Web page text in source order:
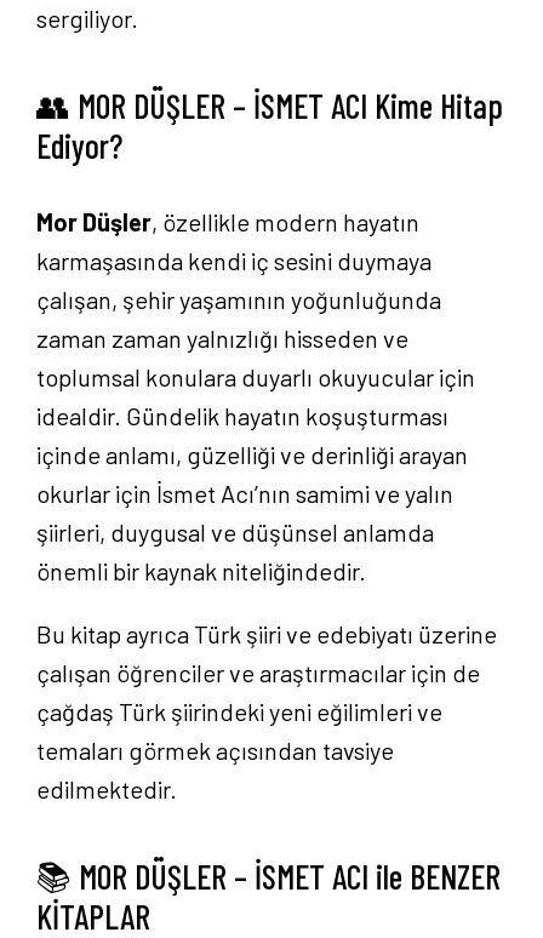
Blog
İletişim
sergiliyor.
👥 MOR DÜŞLER – İSMET ACI Kime Hitap
Ediyor?
Mor Düşler, özellikle modern hayatın
karmaşasında kendi iç sesini duymaya
çalışan, şehir yaşamının yoğunluğunda
zaman zaman yalnızlığı hisseden ve
toplumsal konulara duyarlı okuyucular için
idealdir. Gündelik hayatın koşuşturması
içinde anlamı, güzelliği ve derinliği arayan
okurlar için İsmet Acı’nın samimi ve yalın
şiirleri, duygusal ve düşünsel anlamda
önemli bir kaynak niteliğindedir.
Bu kitap ayrıca Türk şiiri ve edebiyatı üzerine
çalışan öğrenciler ve araştırmacılar için de
çağdaş Türk şiirindeki yeni eğilimleri ve
temaları görmek açısından tavsiye
edilmektedir.
📚 MOR DÜŞLER – İSMET ACI ile BENZER
KİTAPLAR